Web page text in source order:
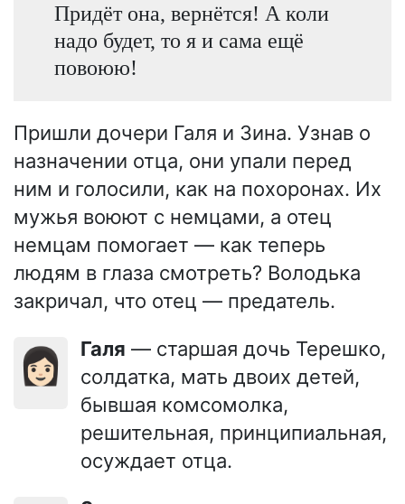
Придёт она, вернётся! А коли
надо будет, то я и сама ещё
повоюю!
Пришли дочери Галя и Зина. Узнав о
назначении отца, они упали перед
ним и голосили, как на похоронах. Их
мужья воюют с немцами, а отец
немцам помогает — как теперь
людям в глаза смотреть? Володька
закричал, что отец — предатель.
👩🏻 Галя — старшая дочь Терешко,
солдатка, мать двоих детей,
бывшая комсомолка,
решительная, принципиальная,
осуждает отца.